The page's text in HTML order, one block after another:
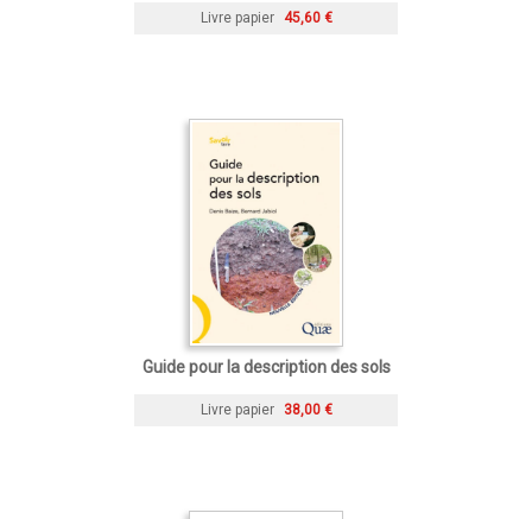
Livre papier 45,60 €
Guide pour la description des sols
Livre papier 38,00 €